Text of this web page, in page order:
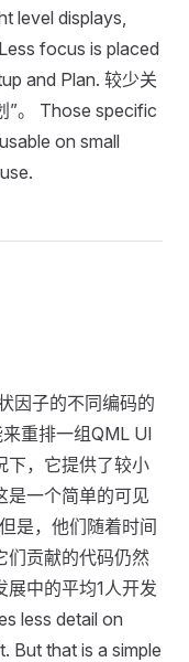
level displays,
focus is placed
and Plan. 较少关
”。 Those specific
on small
因子的不同编码的
重排一组QML UI
下，它提供了较小
是一个简单的可见
是，他们随着时间
们贡献的代码仍然
中的平均1人开发
less detail on
But that is a simple